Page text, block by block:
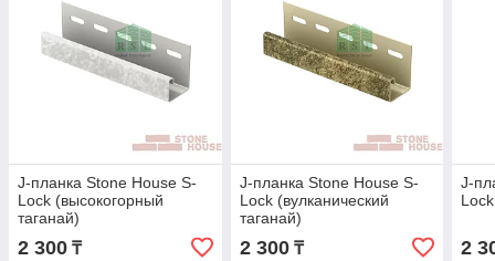
J-планка Stone House S-
Lock (высокогорный
таганай)
2 300 ₸
J-планка Stone House S-
Lock (вулканический
таганай)
2 300₸
J-
2